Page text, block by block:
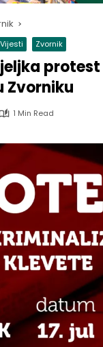
Vijesti Zvornik
Zvorniku
1 Min Read